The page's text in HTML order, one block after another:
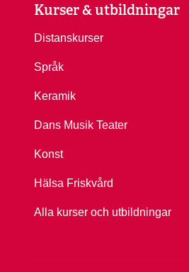
Kurser & utbildningar
Distanskurser
Språk
Keramik
Dans Musik Teater
Konst
Hälsa Friskvård
Alla kurser och utbildningar